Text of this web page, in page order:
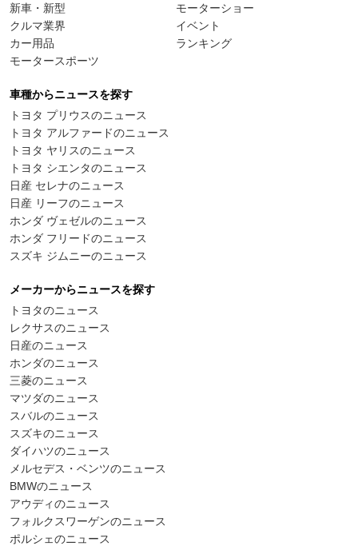
新車・新型
クルマ業界
カー用品
モータースポーツ
モーターショー
イベント
ランキング
車種からニュースを探す
トヨタ プリウスのニュース
トヨタ アルファードのニュース
トヨタ ヤリスのニュース
トヨタ シエンタのニュース
日産 セレナのニュース
日産 リーフのニュース
ホンダ ヴェゼルのニュース
ホンダ フリードのニュース
スズキ ジムニーのニュース
メーカーからニュースを探す
トヨタのニュース
レクサスのニュース
日産のニュース
ホンダのニュース
三菱のニュース
マツダのニュース
スバルのニュース
スズキのニュース
ダイハツのニュース
メルセデス・ベンツのニュース
BMWのニュース
アウディのニュース
フォルクスワーゲンのニュース
ポルシェのニュース